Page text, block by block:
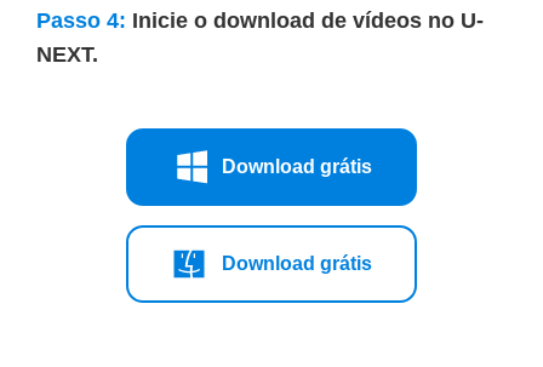
Passo 4: Inicie o download de vídeos no U-
NEXT.
Download grátis
Download grátis